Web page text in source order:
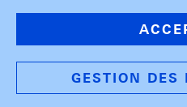
GESTION DES